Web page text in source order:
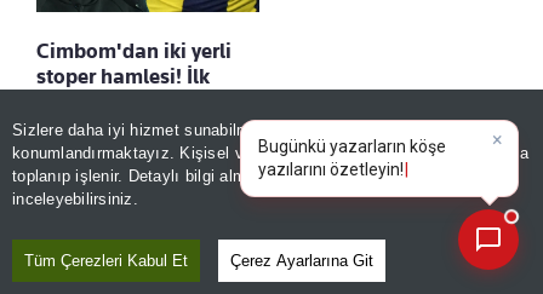
Sizlere daha iyi hizmet sunabilmek adına sitemizde
konumlandırmaktayız. Kişisel verileriniz, KVKK ve GDPR kapsamında
toplanıp işlenir. Detaylı bilgi almak içinAydınlatma Metnimizi
inceleyebilirsiniz.
Tüm Çerezleri Kabul Et Çerez Ayarlarına Git
Cimbom'dan iki yerli
stoper hamlesi! İlk
Kaydet
Bugünkü yazarları|